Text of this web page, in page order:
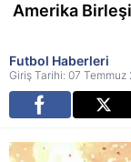
Amerika
Futbol Haberleri
Giriş Tarihi: 07 Temmuz